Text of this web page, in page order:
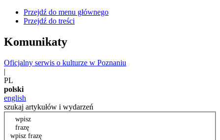
Przejdź do menu głównego
Przejdź do treści
Komunikaty
Oficjalny serwis o kulturze w Poznaniu
|
PL
polski
english
szukaj artykułów i wydarzeń
wpisz
frazę
wpisz frazę